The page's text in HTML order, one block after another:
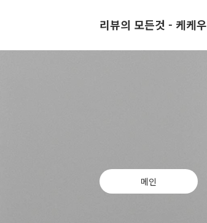
리뷰의 모든것 - 케케우
메인